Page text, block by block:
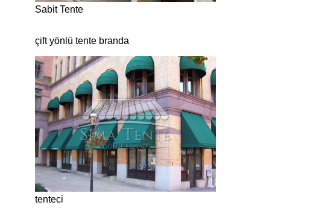
Sabit Tente
çift yönlü tente branda
tenteci